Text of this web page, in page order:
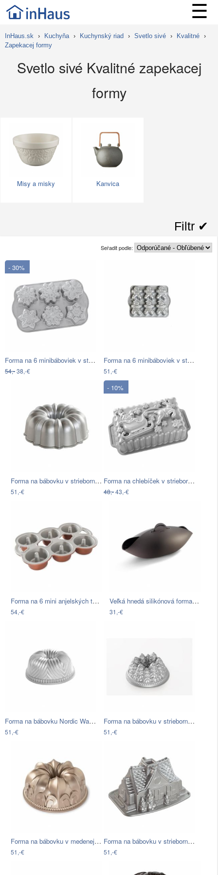
☰
InHaus.sk › Kuchyňa › Kuchynský riad › Svetlo sivé › Kvalitné ›
Zapekacej formy
Svetlo sivé Kvalitné zapekacej
formy
Misy a misky Kanvica
Filtr ✔︎
Seřadit podle:
- 30%
Forma na 6 minibáboviek v striebornej…
54,-38,-€
Forma na 6 minibáboviek v striebornej…
51,-€
Forma na bábovku v striebornej farbe…
51,-€
- 10%
Forma na chlebíček v striebornej farbe…
48,-43,-€
Forma na 6 mini anjelských tortičiek v…
54,-€
Veľká hnedá silikónová forma na chlieb…
31,-€
Forma na bábovku Nordic Ware Rosto
51,-€
Forma na bábovku v striebornej farbe…
51,-€
Forma na bábovku v medenej farbe Nordic…
51,-€
Forma na bábovku v striebornej farbe…
51,-€